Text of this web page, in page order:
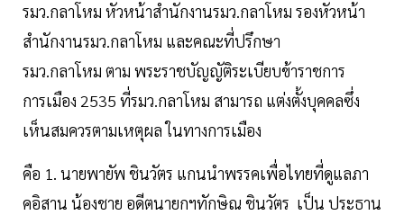
รมว.กลาโหม หัวหน้าสำนักงานรมว.กลาโหม รองหัวหน้า
สำนักงานรมว.กลาโหม และคณะที่ปรึกษา
รมว.กลาโหม ตาม พระราชบัญญัติระเบียบข้าราชการ
การเมือง 2535 ที่รมว.กลาโหม สามารถ แต่งตั้งบุคคลซึ่ง
เห็นสมควรตามเหตุผล ในทางการเมือง
คือ 1. นายพายัพ ชินวัตร แกนนำพรรคเพื่อไทยที่ดูแลภา
คอิสาน น้องชาย อดีตนายกฯทักษิณ ชินวัตร เป็น ประธาน